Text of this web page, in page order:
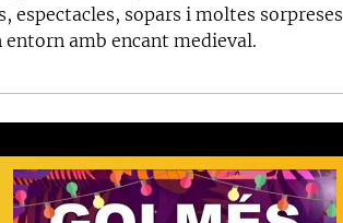
espectacles, sopars i moltes sorpreses
entorn amb encant medieval.